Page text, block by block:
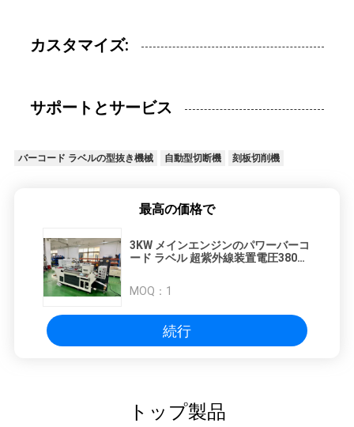
カスタマイズ:
サポートとサービス
バーコード ラベルの型抜き機械 自動型切断機 刻板切削機
最高の価格で
3KW メインエンジンのパワーバーコ
ード ラベル 超紫外線装置電圧380V
MOQ： 1
続行
トップ製品